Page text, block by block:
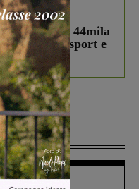
Cities, oltre 44mila
per lo sport e